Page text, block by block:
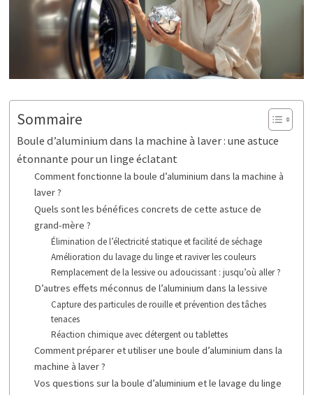
Sommaire
Boule d’aluminium dans la machine à laver : une astuce
étonnante pour un linge éclatant
Comment fonctionne la boule d’aluminium dans la machine à
laver ?
Quels sont les bénéfices concrets de cette astuce de
grand-mère ?
Élimination de l’électricité statique et facilité de séchage
Amélioration du lavage du linge et raviver les couleurs
Remplacement de la lessive ou adoucissant : jusqu’où aller ?
D’autres effets méconnus de l’aluminium dans la lessive
Capture des particules de rouille et prévention des tâches
tenaces
Réaction chimique avec détergent ou tablettes
Comment préparer et utiliser une boule d’aluminium dans la
machine à laver ?
Vos questions sur la boule d’aluminium et le lavage du linge